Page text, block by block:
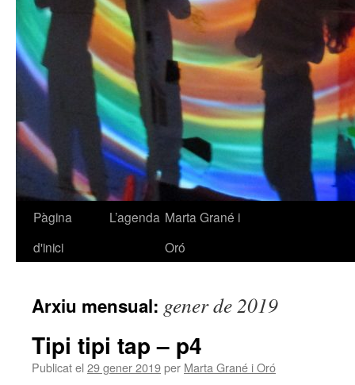
Vés
Pàgina
d'inici
L’agenda Marta Grané i
Oró
Arxiu mensual: gener de 2019
Tipi tipi tap – p4
Publicat el 29 gener 2019per Marta Grané i Oró